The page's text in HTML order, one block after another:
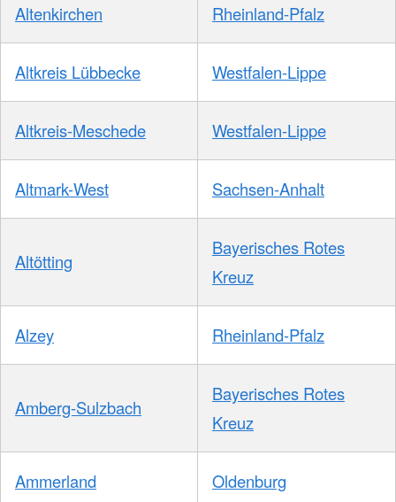
Altenkirchen Rheinland-Pfalz
Altkreis Lübbecke Westfalen-Lippe
Altkreis-Meschede Westfalen-Lippe
Altmark-West Sachsen-Anhalt
Altötting
Bayerisches Rotes
Kreuz
Alzey Rheinland-Pfalz
Amberg-Sulzbach
Bayerisches Rotes
Kreuz
Ammerland Oldenburg